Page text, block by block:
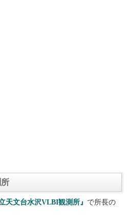
立天文台水沢VLBI観測所』 で所長の